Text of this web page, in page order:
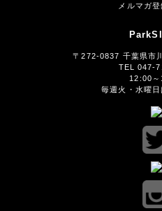
メルマガ
〒272-0837 千葉県市
TEL 047-
12:00
毎週火・水曜